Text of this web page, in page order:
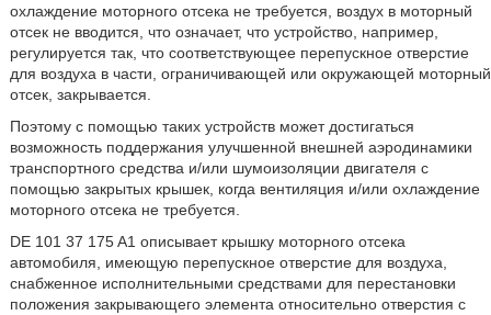
охлаждение моторного отсека не требуется, воздух в моторный
отсек не вводится, что означает, что устройство, например,
регулируется так, что соответствующее перепускное отверстие
для воздуха в части, ограничивающей или окружающей моторный
отсек, закрывается.
Поэтому с помощью таких устройств может достигаться
возможность поддержания улучшенной внешней аэродинамики
транспортного средства и/или шумоизоляции двигателя с
помощью закрытых крышек, когда вентиляция и/или охлаждение
моторного отсека не требуется.
DE 101 37 175 A1 описывает крышку моторного отсека
автомобиля, имеющую перепускное отверстие для воздуха,
снабженное исполнительными средствами для перестановки
положения закрывающего элемента относительно отверстия с